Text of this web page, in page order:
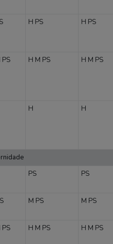
H PS H PS
PS H M PS H M PS
H H
PS PS
M PS M PS
PS H M PS H M PS